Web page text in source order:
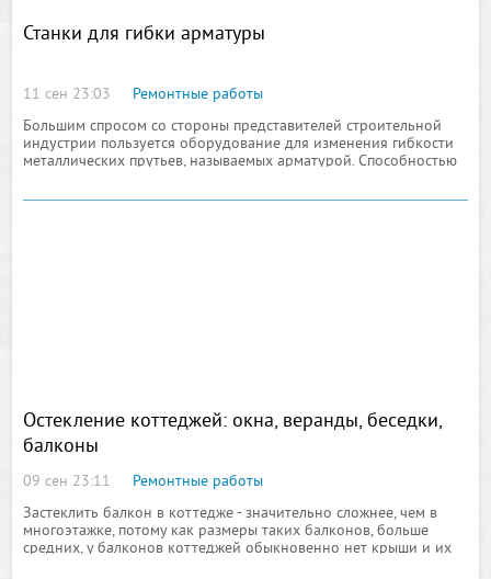
Станки для гибки арматуры
11 сен 23:03
Ремонтные работы
Большим спросом со стороны представителей строительной
индустрии пользуется оборудование для изменения гибкости
металлических прутьев, называемых арматурой. Способностью
диаметром от шестнадцати до семидесяти
Остекление коттеджей: окна, веранды, беседки,
балконы
09 сен 23:11
Ремонтные работы
Застеклить балкон в коттедже - значительно сложнее, чем в
многоэтажке, потому как размеры таких балконов, больше
средних, у балконов коттеджей обыкновенно нет крыши и их